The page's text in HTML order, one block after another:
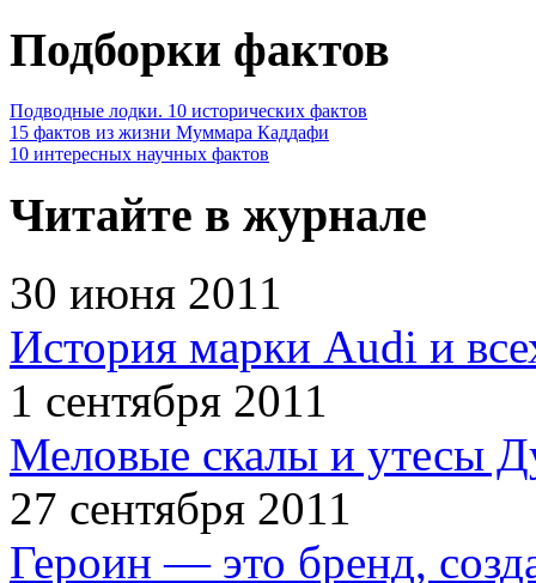
Подборки фактов
Подводные лодки. 10 исторических фактов
15 фактов из жизни Муммара Каддафи
10 интересных научных фактов
Читайте в журнале
30 июня 2011
История марки Audi и
1 сентября 2011
Меловые скалы и утесы
27 сентября 2011
Героин — это бренд,